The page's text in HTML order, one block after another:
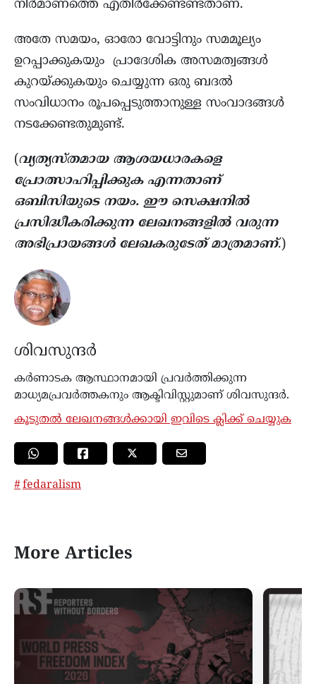
നിർമാണത്തെ എതിർക്കേണ്ടണ്ടതാണ്.
അതേ സമയം, ഓരോ വോട്ടിനും സമമൂല്യം
ഉറപ്പാക്കുകയും പ്രാദേശിക അസമത്വങ്ങൾ
കുറയ്ക്കുകയും ചെയ്യുന്ന ഒരു ബദൽ
സംവിധാനം രൂപപ്പെടുത്താനുള്ള സംവാദങ്ങൾ
നടക്കേണ്ടതുമുണ്ട്.
(വ്യത്യസ്തമായ ആശയധാരകളെ
പ്രോത്സാഹിപ്പിക്കുക എന്നതാണ്
ഒബിസിയുടെ നയം. ഈ സെക്ഷനിൽ
പ്രസിദ്ധീകരിക്കുന്ന ലേഖനങ്ങളിൽ വരുന്ന
അഭിപ്രായങ്ങൾ ലേഖകരുടേത് മാത്രമാണ്.)
ശിവസുന്ദർ
കർണാടക ആസ്ഥാനമായി പ്രവർത്തിക്കുന്ന
മാധ്യമപ്രവർത്തകനും ആക്ടിവിസ്റ്റുമാണ് ശിവസുന്ദർ.
കൂടുതൽ ലേഖനങ്ങൾക്കായി ഇവിടെ ക്ലിക്ക് ചെയ്യുക
fedaralism
More Articles